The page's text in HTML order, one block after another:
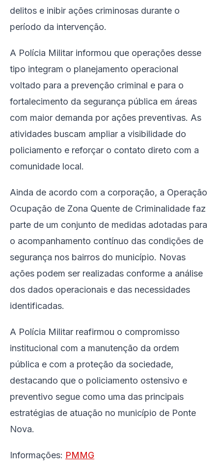
delitos e inibir ações criminosas durante o
período da intervenção.
A Polícia Militar informou que operações desse
tipo integram o planejamento operacional
voltado para a prevenção criminal e para o
fortalecimento da segurança pública em áreas
com maior demanda por ações preventivas. As
atividades buscam ampliar a visibilidade do
policiamento e reforçar o contato direto com a
comunidade local.
Ainda de acordo com a corporação, a Operação
Ocupação de Zona Quente de Criminalidade faz
parte de um conjunto de medidas adotadas para
o acompanhamento contínuo das condições de
segurança nos bairros do município. Novas
ações podem ser realizadas conforme a análise
dos dados operacionais e das necessidades
identificadas.
A Polícia Militar reafirmou o compromisso
institucional com a manutenção da ordem
pública e com a proteção da sociedade,
destacando que o policiamento ostensivo e
preventivo segue como uma das principais
estratégias de atuação no município de Ponte
Nova.
Informações: PMMG